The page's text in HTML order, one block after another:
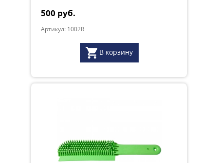
500 руб.
Артикул: 1002R
В корзину